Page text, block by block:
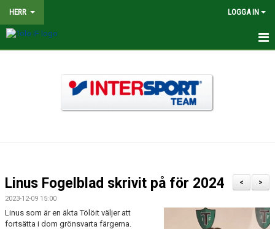
HERR LOGGA IN
BILDGALLERI
DOKUMENT
>
<
Linus Fogelblad skrivit på för 2024
2023-12-09 15:00
Linus som är en äkta Tölöit väljer att
fortsätta i dom grönsvarta färgerna.